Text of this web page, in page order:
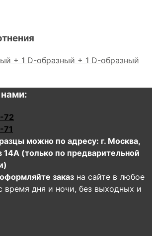
+ 1 D-образный + 1 D-образный
72
можно по адресу: г. Москва,
14А (только по предварительной
заказ на сайте в любое
время дня и ночи, без выходных и